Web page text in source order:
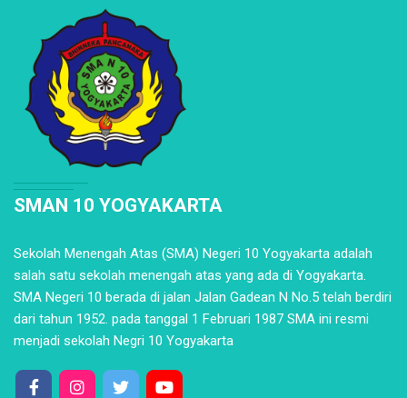
SMAN 10 YOGYAKARTA
Sekolah Menengah Atas (SMA) Negeri 10 Yogyakarta adalah
salah satu sekolah menengah atas yang ada di Yogyakarta.
SMA Negeri 10 berada di jalan Jalan Gadean N No.5 telah berdiri
dari tahun 1952. pada tanggal 1 Februari 1987 SMA ini resmi
menjadi sekolah Negri 10 Yogyakarta